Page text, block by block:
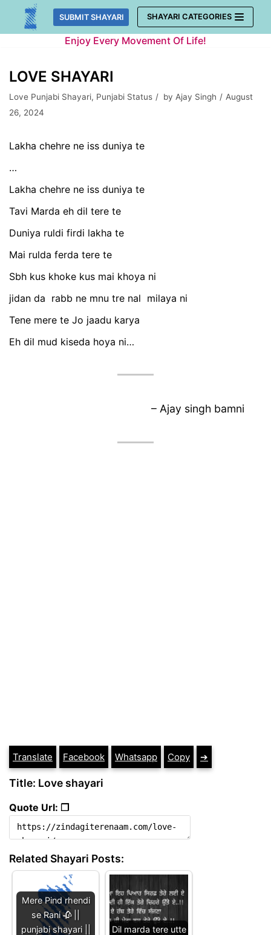
Skip
SUBMIT SHAYARI SHAYARI CATEGORIES
Enjoy Every Movement Of Life!
LOVE SHAYARI
Love Punjabi Shayari, Punjabi Status by Ajay Singh
August
26, 2024
Lakha chehre ne iss duniya te
…
Lakha chehre ne iss duniya te
Tavi Marda eh dil tere te
Duniya ruldi firdi lakha te
Mai rulda ferda tere te
Sbh kus khoke kus mai khoya ni
jidan da rabb ne mnu tre nal milaya ni
Tene mere te Jo jaadu karya
Eh dil mud kiseda hoya ni…
– Ajay singh bamni
Translate Facebook Whatsapp Copy ➔
Title: Love shayari
Quote Url: ❐
Related Shayari Posts:
Mere Pind rhendi
se Rani 🥀 ||
punjabi shayari ||
Dil marda tere utte